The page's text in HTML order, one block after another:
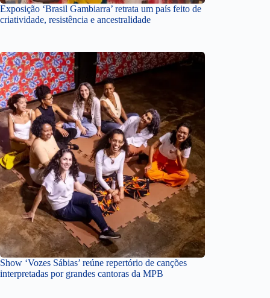
Exposição ‘Brasil Gambiarra’ retrata um país feito de
criatividade, resistência e ancestralidade
Show ‘Vozes Sábias’ reúne repertório de canções
interpretadas por grandes cantoras da MPB